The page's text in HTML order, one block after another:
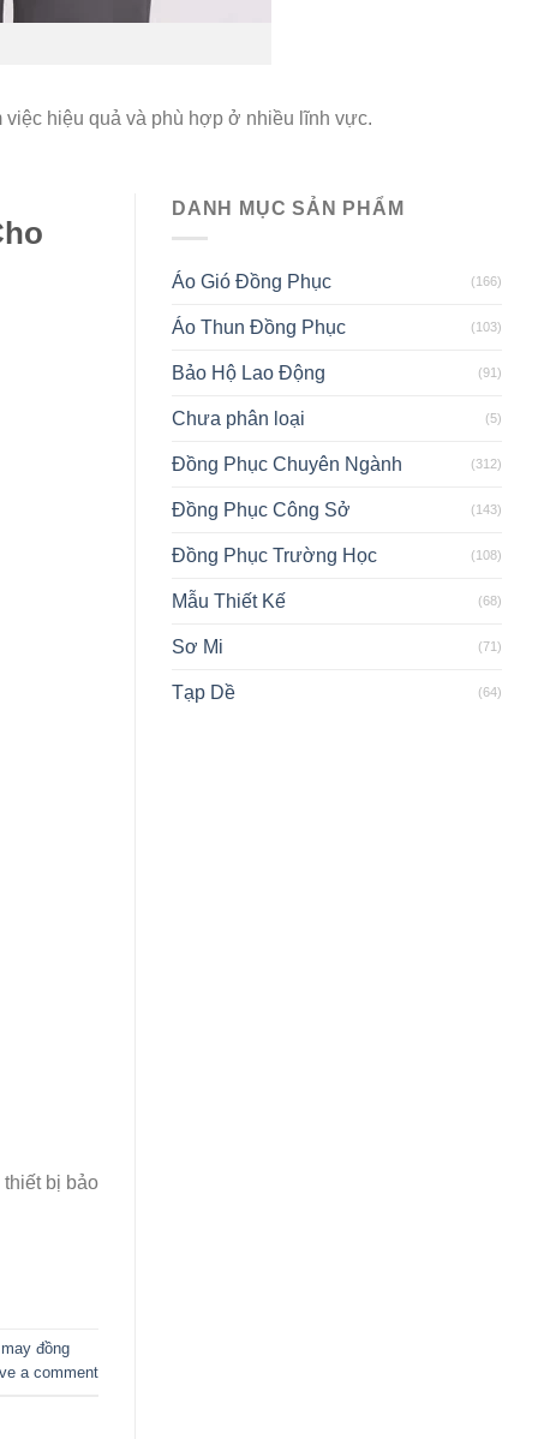
việc hiệu quả và phù hợp ở nhiều lĩnh vực.
bị bảo
đồng
a comment
DANH MỤC SẢN PHẨM
Áo Gió Đồng Phục (166)
Áo Thun Đồng Phục (103)
Bảo Hộ Lao Động (91)
Chưa phân loại (5)
Đồng Phục Chuyên Ngành (312)
Đồng Phục Công Sở (143)
Đồng Phục Trường Học (108)
Mẫu Thiết Kế (68)
Sơ Mi (71)
Tạp Dề (64)